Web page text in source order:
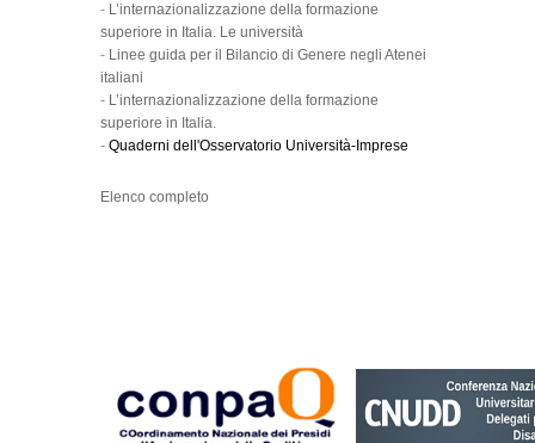
- L’internazionalizzazione della formazione
superiore in Italia. Le università
- Linee guida per il Bilancio di Genere negli Atenei
italiani
- L’internazionalizzazione della formazione
superiore in Italia.
- Quaderni dell'Osservatorio Università-Imprese
Elenco completo